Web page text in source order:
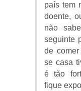
país tem
doente,
não
seguinte
de
se casa
é tão
fique